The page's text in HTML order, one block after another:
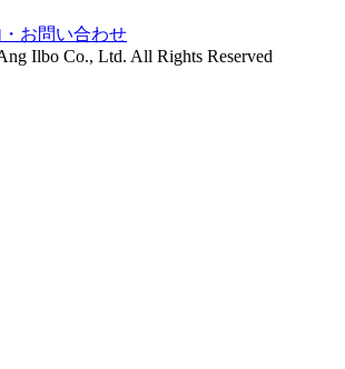
お問い合わせ
Ilbo Co., Ltd. All Rights Reserved